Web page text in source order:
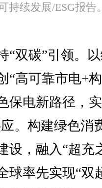
持续发展/ESG报告
碳”引领。以
“高可靠市电+
保电新路径，
。构建绿色消
设，融入“超充
球率先实现“双